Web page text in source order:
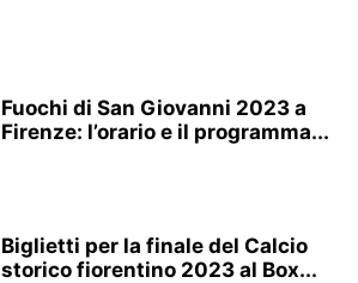
Fuochi di San Giovanni 2023 a
Firenze: l’orario e il programma...
Biglietti per la finale del Calcio
storico fiorentino 2023 al Box...